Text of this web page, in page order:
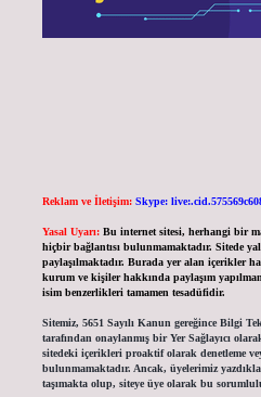
Reklam ve İletişim: Skype:
Yasal Uyarı: Bu internet sitesi, herhangi bir
hiçbir bağlantısı bulunmamaktadır. Sitede
paylaşılmaktadır. Burada yer alan içerikler
kurum ve kişiler hakkında paylaşım
isim benzerlikleri tamamen tesadüfidir.
Sitemiz, 5651 Sayılı Kanun gereğince Bilgi
tarafından onaylanmış bir Yer Sağlayıcı
sitedeki içerikleri proaktif olarak denetleme
bulunmamaktadır. Ancak, üyelerimiz
taşımakta olup, siteye üye olarak bu